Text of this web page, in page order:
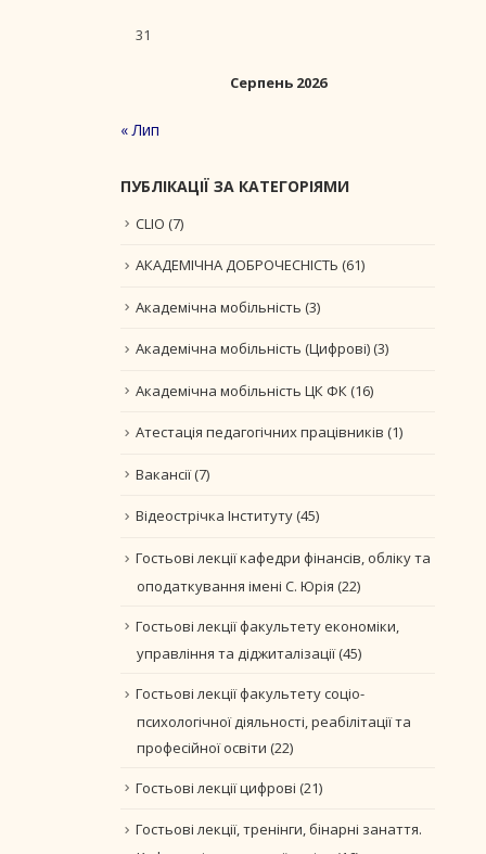
Серпень 2026
31
« Лип
ПУБЛІКАЦІЇ ЗА КАТЕГОРІЯМИ
CLIO (7)
АКАДЕМІЧНА ДОБРОЧЕСНІСТЬ (61)
Академічна мобільність (3)
Академічна мобільність (Цифрові)(3)
Академічна мобільність ЦК ФК(16)
Атестація педагогічних працівників (1)
Вакансії(7)
Відеострічка Інституту(45)
Гостьові лекції кафедри фінансів, обліку та
оподаткування імені С. Юрія (22)
Гостьові лекції факультету економіки,
управління та діджиталізації(45)
Гостьові лекції факультету соціо-
психологічної діяльності, реабілітації та
професійної освіти (22)
Гостьові лекції цифрові (21)
Гостьові лекції, тренінги, бінарні занаття.